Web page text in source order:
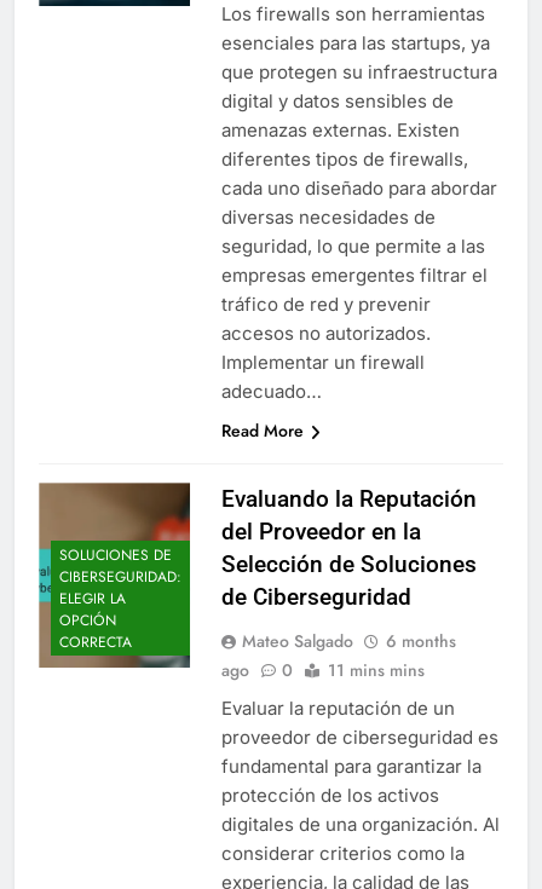
Los firewalls son herramientas
esenciales para las startups, ya
que protegen su infraestructura
digital y datos sensibles de
amenazas externas. Existen
diferentes tipos de firewalls,
cada uno diseñado para abordar
diversas necesidades de
seguridad, lo que permite a las
empresas emergentes filtrar el
tráfico de red y prevenir
accesos no autorizados.
Implementar un firewall
adecuado…
Read More
SOLUCIONES DE
CIBERSEGURIDAD:
ELEGIR LA
OPCIÓN
CORRECTA
Evaluando la Reputación
del Proveedor en la
Selección de Soluciones
de Ciberseguridad
Mateo Salgado
6 months
ago
0 11 mins mins
Evaluar la reputación de un
proveedor de ciberseguridad es
fundamental para garantizar la
protección de los activos
digitales de una organización. Al
considerar criterios como la
experiencia, la calidad de las